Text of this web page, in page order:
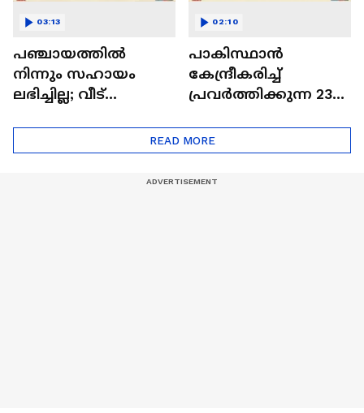
പഞ്ചായത്തിൽ
നിന്നും സഹായം
ലഭിച്ചില്ല; വീട്
ഷീറ്റിനടിയിൽ അഭയം
03:13
പാകിസ്ഥാൻ
കേന്ദ്രീകരിച്ച്
പ്രവർത്തിക്കുന്ന 23
ഭീകരരുടെ
പട്ടികയിൽ
02:10
READ MORE